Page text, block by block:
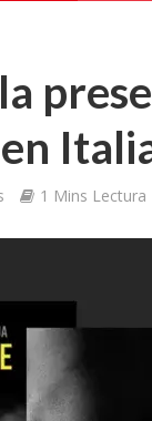
1 Mins Lectura